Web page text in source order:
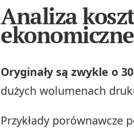
Analiza
ekonomiczne
Oryginały są zwykle o
dużych wolumenach
Przykłady porównawcze